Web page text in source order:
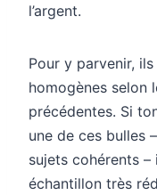
l’argent.
Pour y parvenir,
homogènes selon
précédentes. Si
une de ces bulles
sujets cohérents
échantillon très